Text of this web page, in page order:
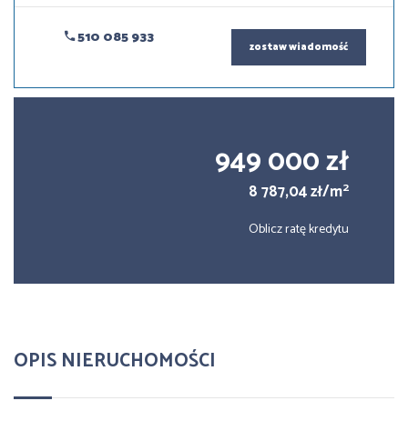
510 085 933 zostaw wiadomość
949 000 zł
8 787,04 zł/m2
Oblicz ratę kredytu
OPIS NIERUCHOMOŚCI